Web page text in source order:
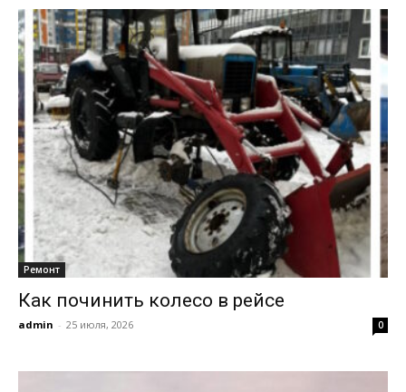
Ремонт
Как починить колесо в рейсе
admin - 25 июля, 2026 0